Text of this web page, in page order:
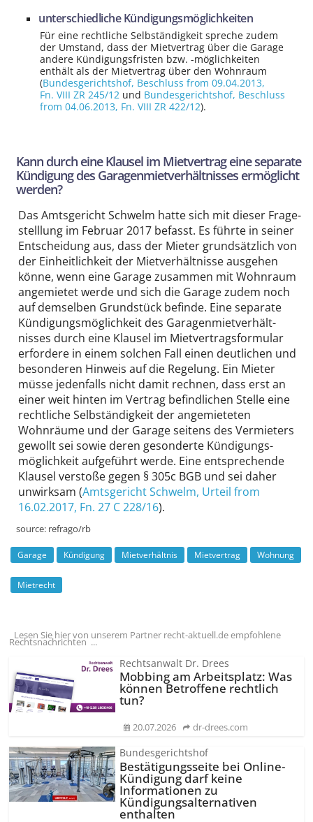
unter­schiedliche Kündigungs­möglich­keiten
Für eine rechtliche Selb­ständigkeit spreche zudem
der Umstand, dass der Mietvertrag über die Garage
andere Kündigungs­fristen bzw. -möglich­keiten
enthält als der Mietvertrag über den Wohnraum
(Bundesgerichtshof, Beschluss from 09.04.2013,
Fn. VIII ZR 245/12 und Bundesgerichtshof, Beschluss
from 04.06.2013, Fn. VIII ZR 422/12).
Kann durch eine Klausel im Mietvertrag eine separate
Kündigung des Garagen­miet­verhält­nisses ermöglicht
werden?
Das Amtsgericht Schwelm hatte sich mit dieser Frage­
stelllung im Februar 2017 befasst. Es führte in seiner
Entscheidung aus, dass der Mieter grund­sätzlich von
der Einheitlich­keit der Miet­verhältnisse ausgehen
könne, wenn eine Garage zusammen mit Wohnraum
angemietet werde und sich die Garage zudem noch
auf demselben Grundstück befinde. Eine separate
Kündigungs­möglichkeit des Garagen­miet­verhält­
nisses durch eine Klausel im Miet­vertrags­formular
erfordere in einem solchen Fall einen deutlichen und
besonderen Hinweis auf die Regelung. Ein Mieter
müsse jedenfalls nicht damit rechnen, dass erst an
einer weit hinten im Vertrag befindlichen Stelle eine
rechtliche Selb­ständigkeit der an­gemieteten
Wohnräume und der Garage seitens des Vermieters
gewollt sei sowie deren gesonderte Kündigungs­
möglichkeit aufgeführt werde. Eine entsprechende
Klausel verstoße gegen § 305c BGB und sei daher
unwirksam (Amtsgericht Schwelm, Urteil from
16.02.2017, Fn. 27 C 228/16).
source: refrago/rb
Garage Kündigung Mietverhältnis Mietvertrag Wohnung
Mietrecht
Lesen Sie hier von unserem Partner recht-aktuell.de empfohlene
Rechtsnachrichten ...
Rechtsanwalt Dr. Drees
Mobbing am Arbeitsplatz: Was
können Betroffene rechtlich
tun?
20.07.2026 dr-drees.com
Bundesgerichtshof
Bestätigungsseite bei Online-
Kündigung darf keine
Informationen zu
Kündigungsal­ternativen
enthalten